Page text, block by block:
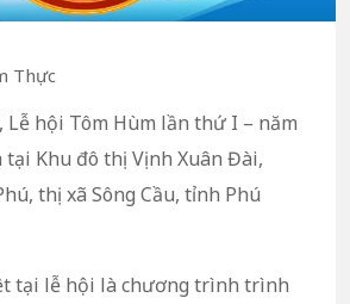
Thực
Lễ hội Tôm Hùm lần thứ I – năm
tại Khu đô thị Vịnh Xuân Đài,
thị xã Sông Cầu, tỉnh Phú
tại lễ hội là chương trình trình